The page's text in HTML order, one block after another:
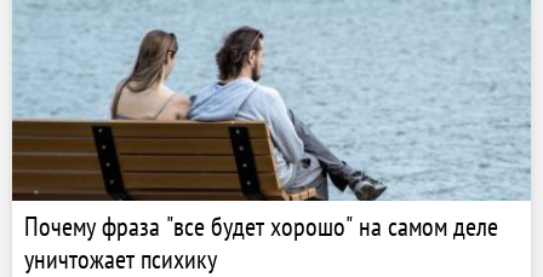
Почему фраза "все будет хорошо" на самом деле
уничтожает психику